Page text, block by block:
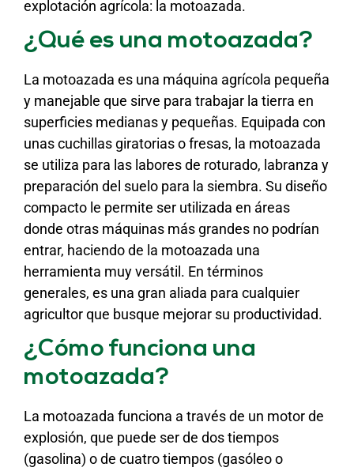
explotación agrícola: la motoazada.
¿Qué es una motoazada?
La motoazada es una máquina agrícola pequeña
y manejable que sirve para trabajar la tierra en
superficies medianas y pequeñas. Equipada con
unas cuchillas giratorias o fresas, la motoazada
se utiliza para las labores de roturado, labranza y
preparación del suelo para la siembra. Su diseño
compacto le permite ser utilizada en áreas
donde otras máquinas más grandes no podrían
entrar, haciendo de la motoazada una
herramienta muy versátil. En términos
generales, es una gran aliada para cualquier
agricultor que busque mejorar su productividad.
¿Cómo funciona una
motoazada?
La motoazada funciona a través de un motor de
explosión, que puede ser de dos tiempos
(gasolina) o de cuatro tiempos (gasóleo o